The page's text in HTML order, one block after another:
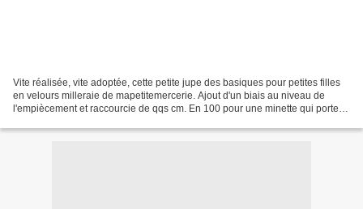
Vite réalisée, vite adoptée, cette petite jupe des basiques pour petites filles
en velours milleraie de mapetitemercerie. Ajout d'un biais au niveau de
l'empiècement et raccourcie de qqs cm. En 100 pour une minette qui porte